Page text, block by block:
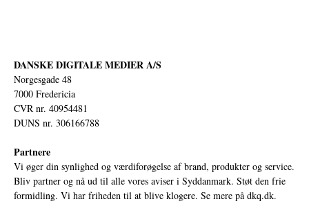
DANSKE DIGITALE MEDIER A/S
Norgesgade 48
7000 Fredericia
CVR nr. 40954481
DUNS nr. 306166788
Partnere
Vi øger din synlighed og værdiforøgelse af brand, produkter og service.
Bliv partner og nå ud til alle vores aviser i Syddanmark. Støt den frie
formidling. Vi har friheden til at blive klogere. Se mere på dkq.dk.